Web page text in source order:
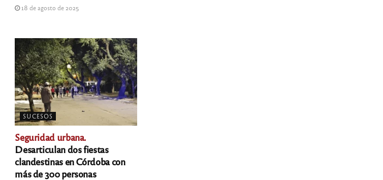
18 de agosto de 2025
SUCESOS
Seguridad urbana.
Desarticulan dos fiestas
clandestinas en Córdoba con
más de 300 personas